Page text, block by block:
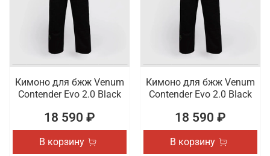
Кимоно для бжж Venum
Contender Evo 2.0 Black
18 590 ₽
В корзину
Кимоно для бжж Venum
Contender Evo 2.0 Black
18 590 ₽
В корзину